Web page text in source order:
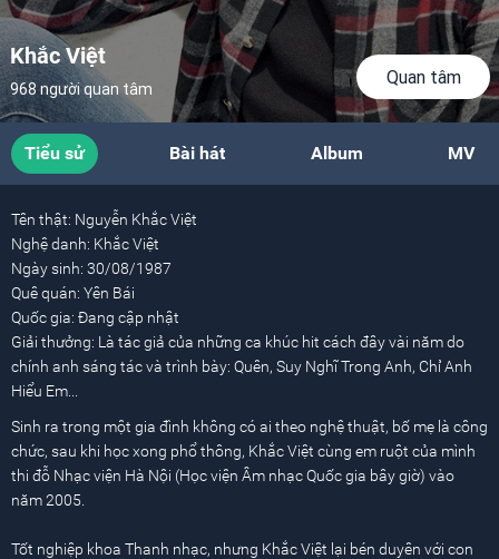
Khắc Việt
968 người quan tâm
Quan tâm
Tiểu sử Bài hát Album MV
Tên thật: Nguyễn Khắc Việt
Nghệ danh: Khắc Việt
Ngày sinh: 30/08/1987
Quê quán: Yên Bái
Quốc gia: Đang cập nhật
Giải thưởng: Là tác giả của những ca khúc hit cách đây vài năm do
chính anh sáng tác và trình bày: Quên, Suy Nghĩ Trong Anh, Chỉ Anh
Hiểu Em...
Sinh ra trong một gia đình không có ai theo nghệ thuật, bố mẹ là công
chức, sau khi học xong phổ thông, Khắc Việt cùng em ruột của mình
thi đỗ Nhạc viện Hà Nội (Học viện Âm nhạc Quốc gia bây giờ) vào
năm 2005.
Tốt nghiệp khoa Thanh nhạc, nhưng Khắc Việt lại bén duyên với con